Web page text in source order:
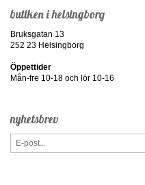
butiken i helsingborg
Bruksgatan 13
252 23 Helsingborg
Öppettider
Mån-fre 10-18 och lör 10-16
nyhetsbrev